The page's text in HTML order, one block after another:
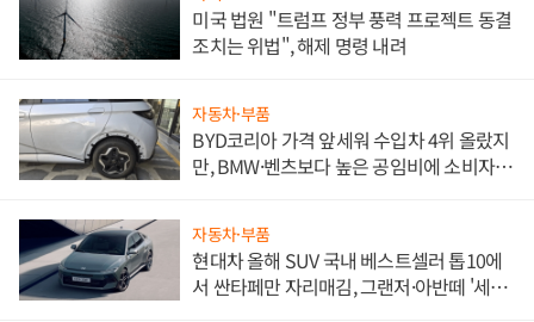
미국 법원 "트럼프 정부 풍력 프로젝트 동결
조치는 위법", 해제 명령 내려
자동차·부품
BYD코리아 가격 앞세워 수입차 4위 올랐지
만, BMW·벤츠보다 높은 공임비에 소비자
자동차·부품
현대차 올해 SUV 국내 베스트셀러 톱10에
서 싼타페만 자리매김, 그랜저·아반떼 '세단